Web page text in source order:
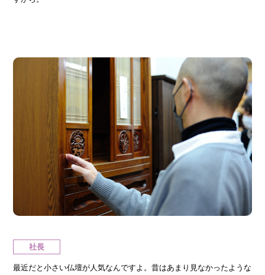
社長
最近だと小さい仏壇が人気なんですよ。昔はあまり見なかったような